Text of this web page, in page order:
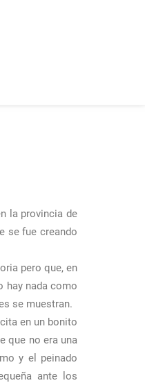
la provincia de
se fue creando
pero que, en
hay nada como
se muestran.
en un bonito
que no era una
y el peinado
ante los